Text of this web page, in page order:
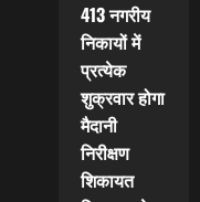
413 नगरीय
निकायों में
प्रत्येक
शुक्रवार होगा
मैदानी
निरीक्षण
शिकायत